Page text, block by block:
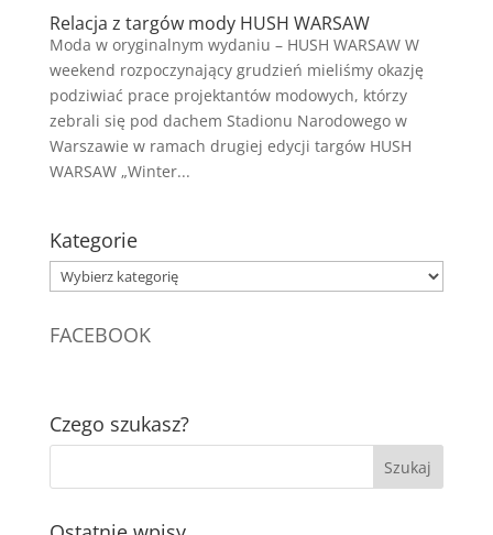
Relacja z targów mody HUSH WARSAW
Moda w oryginalnym wydaniu – HUSH WARSAW W
weekend rozpoczynający grudzień mieliśmy okazję
podziwiać prace projektantów modowych, którzy
zebrali się pod dachem Stadionu Narodowego w
Warszawie w ramach drugiej edycji targów HUSH
WARSAW „Winter...
Kategorie
Kategorie
FACEBOOK
Czego szukasz?